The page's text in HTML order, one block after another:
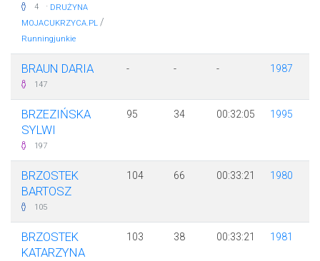
4 · DRUŻYNA
MOJACUKRZYCA.PL /
Runningjunkie
BRAUN DARIA
147
- - - 1987
BRZEZIŃSKA
SYLWI
197
95 34 00:32:05 1995
BRZOSTEK
BARTOSZ
105
104 66 00:33:21 1980
BRZOSTEK
KATARZYNA
103 38 00:33:21 1981